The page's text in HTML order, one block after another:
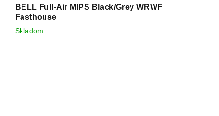
BELL Full-Air MIPS Black/Grey WRWF
Fasthouse
Skladom